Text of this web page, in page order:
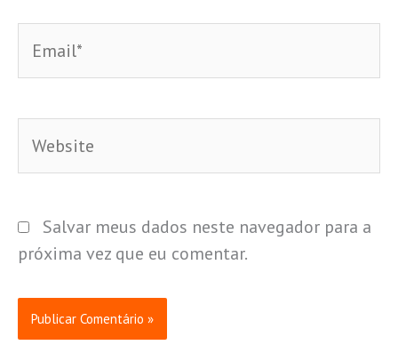
Salvar meus dados neste navegador para a
próxima vez que eu comentar.